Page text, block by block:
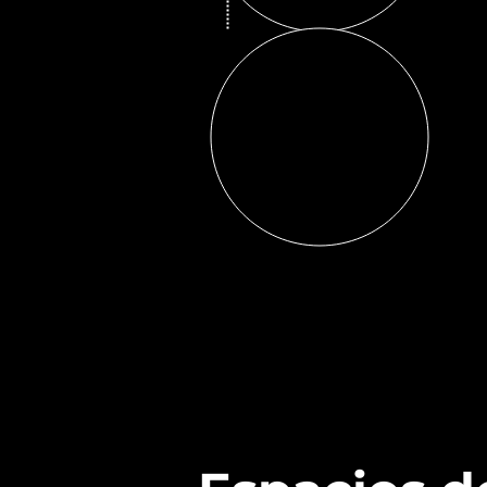
Co-work